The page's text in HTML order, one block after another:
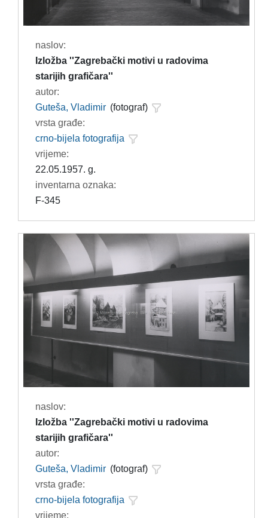
naslov:
Izložba ''Zagrebački motivi u radovima
starijih grafičara''
autor:
Guteša, Vladimir (fotograf)
vrsta građe:
crno-bijela fotografija
vrijeme:
22.05.1957. g.
inventarna oznaka:
F-345
naslov:
Izložba ''Zagrebački motivi u radovima
starijih grafičara''
autor:
Guteša, Vladimir (fotograf)
vrsta građe:
crno-bijela fotografija
vrijeme: